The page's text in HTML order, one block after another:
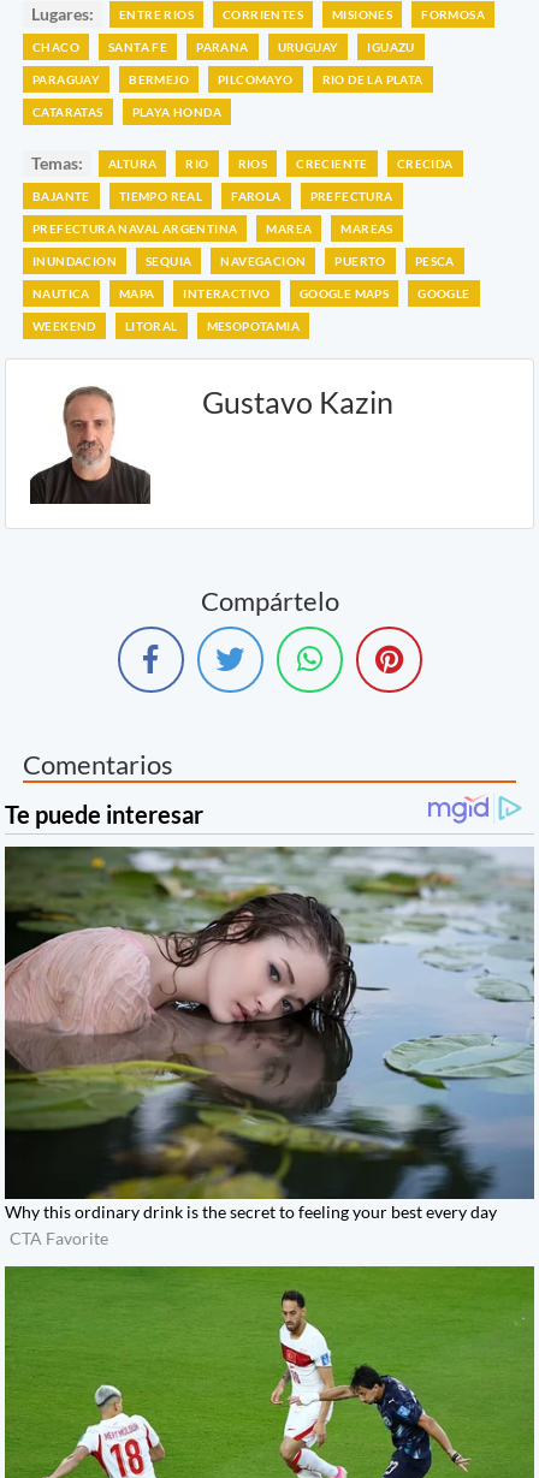
Lugares: ENTRE RIOS CORRIENTES MISIONES FORMOSA
CHACO SANTA FE PARANA URUGUAY IGUAZU
PARAGUAY BERMEJO PILCOMAYO RIO DE LA PLATA
CATARATAS PLAYA HONDA
Temas: ALTURA RIO RIOS CRECIENTE CRECIDA
BAJANTE TIEMPO REAL FAROLA PREFECTURA
PREFECTURA NAVAL ARGENTINA MAREA MAREAS
INUNDACION SEQUIA NAVEGACION PUERTO PESCA
NAUTICA MAPA INTERACTIVO GOOGLE MAPS GOOGLE
WEEKEND LITORAL MESOPOTAMIA
Gustavo Kazin
Compártelo
Comentarios